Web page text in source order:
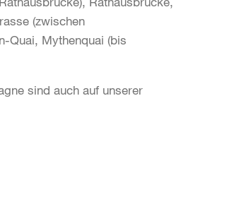
(zwischen
Quai, Mythenquai (bis
sind auch auf unserer